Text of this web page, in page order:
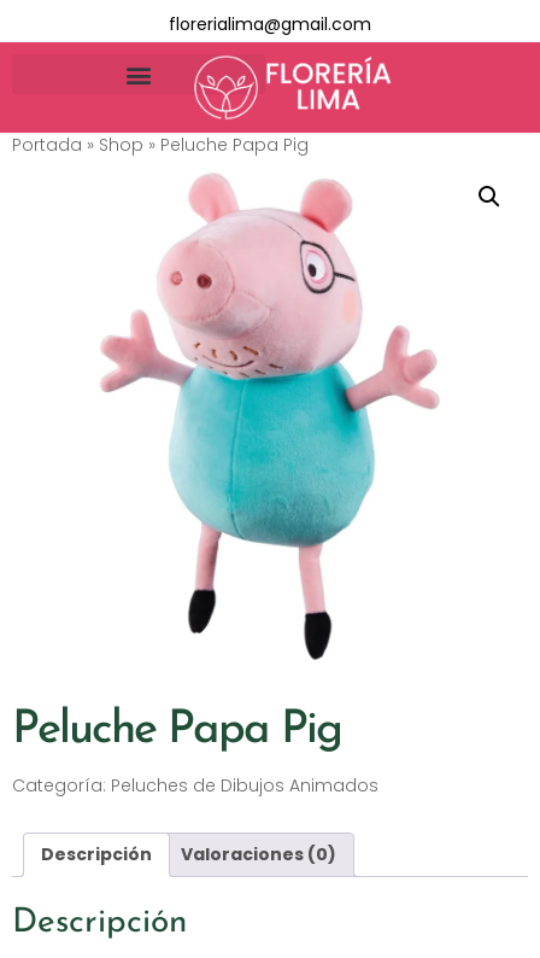
florerialima@gmail.com
Portada » Shop » Peluche Papa Pig
Peluche Papa Pig
Categoría: Peluches de Dibujos Animados
Descripción Valoraciones (0)
Descripción